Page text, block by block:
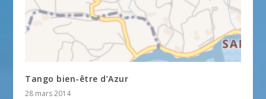
Tango bien-être d’Azur
28 mars 2014